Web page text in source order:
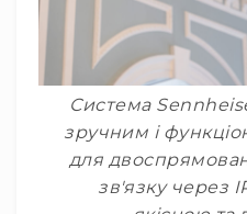
Для
та
Для
студій
Для
Система
зручним і
для
зв'язку через